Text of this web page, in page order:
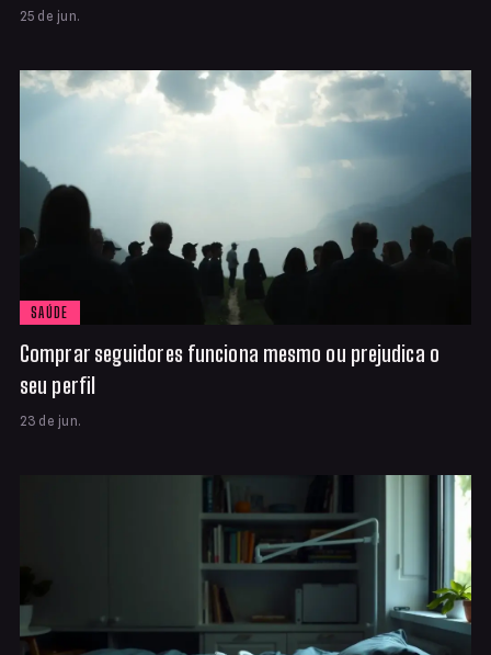
25 de jun.
SAÚDE
Comprar seguidores funciona mesmo ou prejudica o
seu perfil
23 de jun.